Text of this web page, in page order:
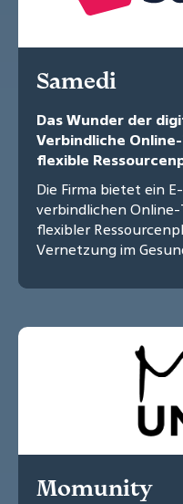
Samedi
Das Wunder der
Verbindliche
flexible
Die Firma bietet ein
verbindlichen
flexibler
Vernetzung im
Momunity